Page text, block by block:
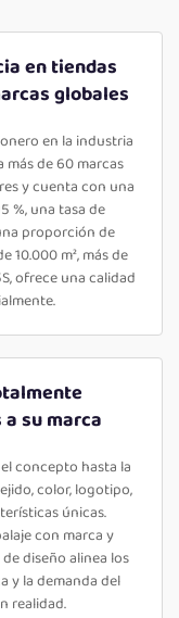
en tiendas
globales
en la industria
más de 60 marcas
y cuenta con una
%, una tasa de
proporción de
10.000 m², más de
ofrece una calidad
su marca
concepto hasta la
color, logotipo,
únicas.
con marca y
diseño alinea los
y la demanda del
realidad.